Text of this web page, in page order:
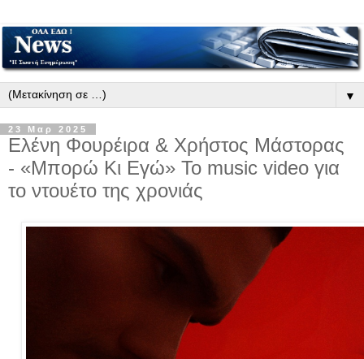
▼
23 Μαρ 2025
Ελένη Φουρέιρα & Χρήστος Μάστορας
- «Μπορώ Κι Εγώ» To music video για
το ντουέτο της χρονιάς